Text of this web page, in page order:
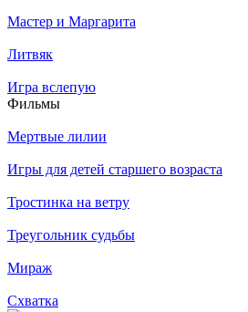
Мастер и Маргарита
Литвяк
Игра вслепую
Филь­мы
Мертвые лилии
Игры для детей старшего возраста
Тростинка на ветру
Треугольник судьбы
Мираж
Схватка